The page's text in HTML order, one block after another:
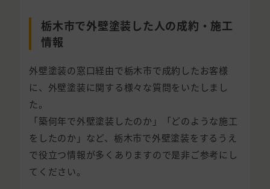
栃木市で外壁塗装した人の成約・施工
情報
外壁塗装の窓口経由で栃木市で成約したお客様
に、外壁塗装に関する様々な質問をいたしまし
た。
「築何年で外壁塗装したのか」「どのような施工
をしたのか」など、栃木市で外壁塗装をするうえ
で役立つ情報が多くありますので是非ご参考にし
てください。